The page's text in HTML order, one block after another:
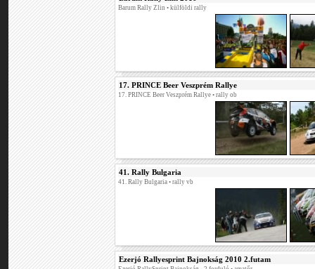
Barum Rally Zlin • külföldi rally
17. PRINCE Beer Veszprém Rallye
17. PRINCE Beer Veszprém Rallye • rally ob
41. Rally Bulgaria
41. Rally Bulgaria • rally vb
Ezerjó Rallyesprint Bajnokság 2010 2.futam